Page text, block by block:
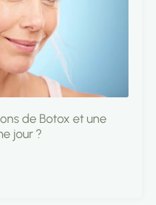
de Botox et une
jour ?